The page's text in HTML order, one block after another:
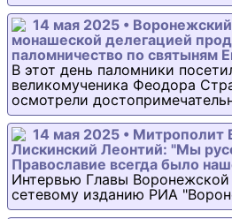
14 мая 2025 •
монашеской делегацией
паломничество по святыням
В этот день паломники
великомученика Феодора
осмотрели
14 мая 2025 • Митрополит
Лискинский Леонтий: "Мы
Православие всегда было
Интервью Главы
сетевому изданию РИА